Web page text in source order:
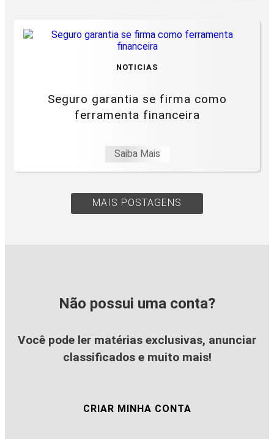
NOTICIAS
Seguro garantia se firma como
ferramenta financeira
Saiba Mais
MAIS POSTAGENS
Não possui uma conta?
Você pode ler matérias exclusivas, anunciar
classificados e muito mais!
CRIAR MINHA CONTA